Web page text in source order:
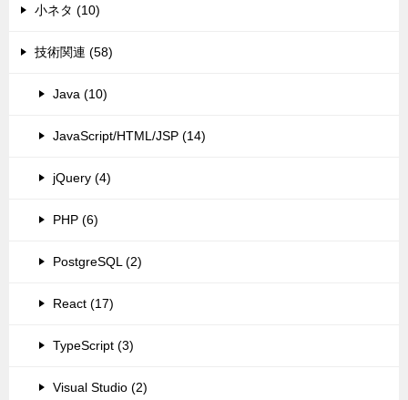
小ネタ (10)
技術関連 (58)
Java (10)
JavaScript/HTML/JSP (14)
jQuery (4)
PHP (6)
PostgreSQL (2)
React (17)
TypeScript (3)
Visual Studio (2)